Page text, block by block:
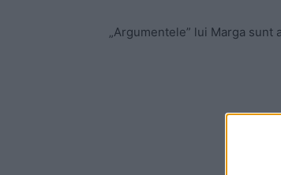
„Argumentele” lui Marga